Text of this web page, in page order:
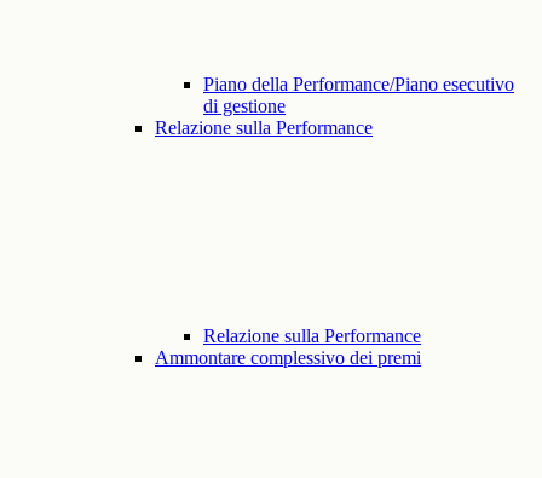
Piano della Performance/Piano esecutivo
di gestione
Relazione sulla Performance
Relazione sulla Performance
Ammontare complessivo dei premi